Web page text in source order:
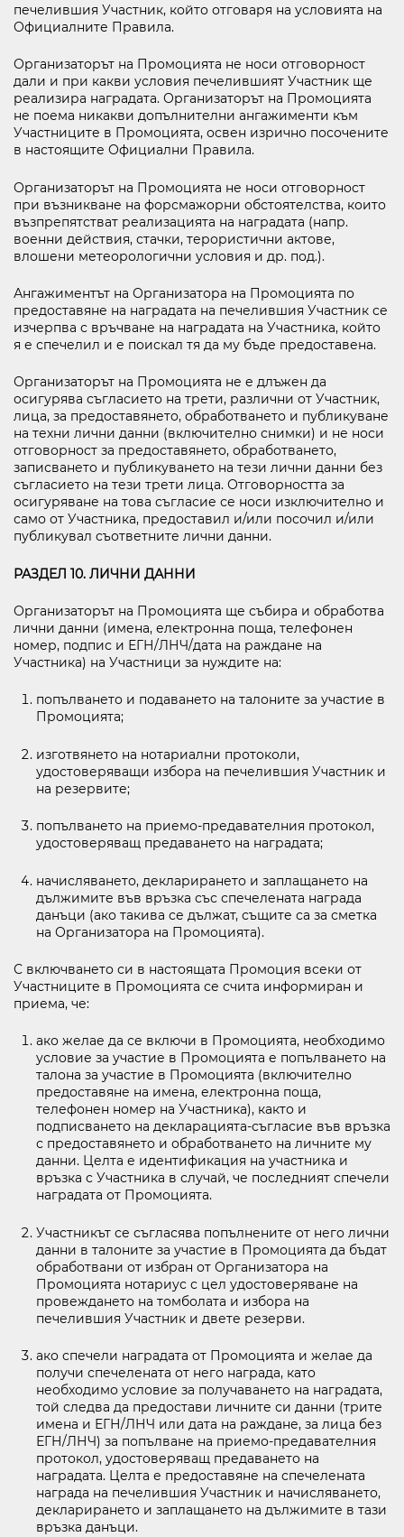
печелившия Участник, който отговаря на условията на
Официалните Правила.
Организаторът на Промоцията не носи отговорност
дали и при какви условия печелившият Участник ще
реализира наградата. Организаторът на Промоцията
не поема никакви допълнителни ангажименти към
Участниците в Промоцията, освен изрично посочените
в настоящите Официални Правила.
Организаторът на Промоцията не носи отговорност
при възникване на форсмажорни обстоятелства, които
възпрепятстват реализацията на наградата (напр.
военни действия, стачки, терористични актове,
влошени метеорологични условия и др. под.).
Ангажиментът на Организатора на Промоцията по
предоставяне на наградата на печелившия Участник се
изчерпва с връчване на наградата на Участника, който
я е спечелил и е поискал тя да му бъде предоставена.
Организаторът на Промоцията не е длъжен да
осигурява съгласието на трети, различни от Участник,
лица, за предоставянето, обработването и публикуване
на техни лични данни (включително снимки) и не носи
отговорност за предоставянето, обработването,
записването и публикуването на тези лични данни без
съгласието на тези трети лица. Отговорността за
осигуряване на това съгласие се носи изключително и
само от Участника, предоставил и/или посочил и/или
публикувал съответните лични данни.
РАЗДЕЛ 10. ЛИЧНИ ДАННИ
Организаторът на Промоцията ще събира и обработва
лични данни (имена, електронна поща, телефонен
номер, подпис и ЕГН/ЛНЧ/дата на раждане на
Участника) на Участници за нуждите на:
попълването и подаването на талоните за участие в
Промоцията;
изготвянето на нотариални протоколи,
удостоверяващи избора на печелившия Участник и
на резервите;
попълването на приемо-предавателния протокол,
удостоверяващ предаването на наградата;
начисляването, декларирането и заплащането на
дължимите във връзка със спечелената награда
данъци (ако такива се дължат, същите са за сметка
на Организатора на Промоцията).
С включването си в настоящата Промоция всеки от
Участниците в Промоцията се счита информиран и
приема, че:
ако желае да се включи в Промоцията, необходимо
условие за участие в Промоцията е попълването на
талона за участие в Промоцията (включително
предоставяне на имена, електронна поща,
телефонен номер на Участника), както и
подписването на декларацията-съгласие във връзка
с предоставянето и обработването на личните му
данни. Целта е идентификация на участника и
връзка с Участника в случай, че последният спечели
наградата от Промоцията.
Участникът се съгласява попълнените от него лични
данни в талоните за участие в Промоцията да бъдат
обработвани от избран от Организатора на
Промоцията нотариус с цел удостоверяване на
провеждането на томболата и избора на
печелившия Участник и двете резерви.
ако спечели наградата от Промоцията и желае да
получи спечелената от него награда, като
необходимо условие за получаването на наградата,
той следва да предостави личните си данни (трите
имена и ЕГН/ЛНЧ или дата на раждане, за лица без
ЕГН/ЛНЧ) за попълване на приемо-предавателния
протокол, удостоверяващ предаването на
наградата. Целта е предоставяне на спечелената
награда на печелившия Участник и начисляването,
декларирането и заплащането на дължимите в тази
връзка данъци.